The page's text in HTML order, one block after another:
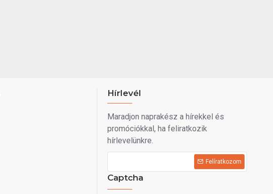
Hírlevél
Maradjon naprakész a hírekkel és
promóciókkal, ha feliratkozik
hírlevelünkre.
Felíratkozom
Captcha